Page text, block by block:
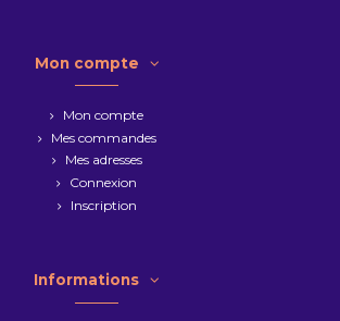
Mon compte
Mon compte
Mes commandes
Mes adresses
Connexion
Inscription
Informations